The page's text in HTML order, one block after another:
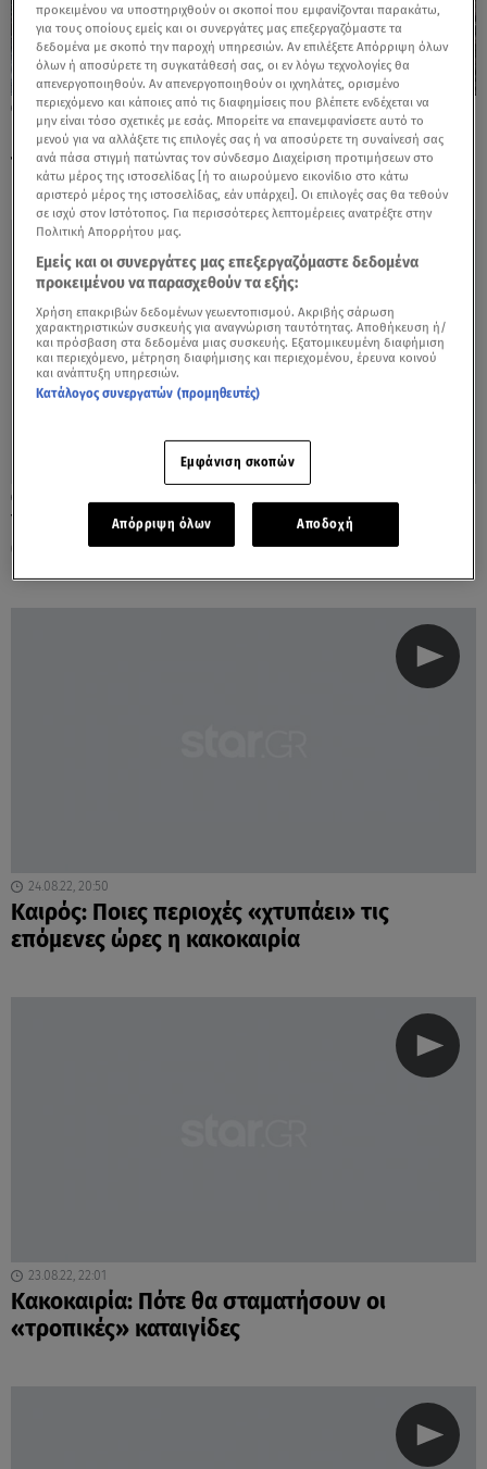
19.08.24, 13:09
Κακοκαιρία προ των πυλών: Μήνυμα από
το 112 σε Πάτρα, Ηγουμενίτσα, Κέρκυρα
Υποχωρεί από αύριο η κακοκαιρία – Πότε
θα ανέβει η θερμοκρασία
24.08.22, 20:50
Καιρός: Ποιες περιοχές «χτυπάει» τις
επόμενες ώρες η κακοκαιρία
23.08.22, 22:01
Κακοκαιρία: Πότε θα σταματήσουν οι
«τροπικές» καταιγίδες
προκειμένου να υποστηριχθούν οι σκοποί που εμφανίζονται παρακάτω,
για τους οποίους εμείς και οι συνεργάτες μας επεξεργαζόμαστε τα
δεδομένα με σκοπό την παροχή υπηρεσιών. Αν επιλέξετε Απόρριψη όλων
όλων ή αποσύρετε τη συγκατάθεσή σας, οι εν λόγω τεχνολογίες θα
απενεργοποιηθούν. Αν απενεργοποιηθούν οι ιχνηλάτες, ορισμένο
περιεχόμενο και κάποιες από τις διαφημίσεις που βλέπετε ενδέχεται να
μην είναι τόσο σχετικές με εσάς. Μπορείτε να επανεμφανίσετε αυτό το
μενού για να αλλάξετε τις επιλογές σας ή να αποσύρετε τη συναίνεσή σας
ανά πάσα στιγμή πατώντας τον σύνδεσμο Διαχείριση προτιμήσεων στο
κάτω μέρος της ιστοσελίδας [ή το αιωρούμενο εικονίδιο στο κάτω
αριστερό μέρος της ιστοσελίδας, εάν υπάρχει]. Οι επιλογές σας θα τεθούν
σε ισχύ στον Ιστότοπος. Για περισσότερες λεπτομέρειες ανατρέξτε στην
Πολιτική Απορρήτου μας.
Εμείς και οι συνεργάτες μας επεξεργαζόμαστε δεδομένα
προκειμένου να παρασχεθούν τα εξής:
Χρήση επακριβών δεδομένων γεωεντοπισμού. Ακριβής σάρωση
χαρακτηριστικών συσκευής για αναγνώριση ταυτότητας. Αποθήκευση ή/
και πρόσβαση στα δεδομένα μιας συσκευής. Εξατομικευμένη διαφήμιση
και περιεχόμενο, μέτρηση διαφήμισης και περιεχομένου, έρευνα κοινού
και ανάπτυξη υπηρεσιών.
Κατάλογος συνεργατών (προμηθευτές)
Εμφάνιση σκοπών
Απόρριψη όλων Αποδοχή